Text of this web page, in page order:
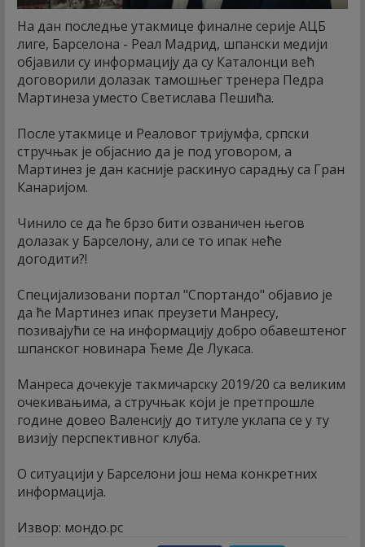
На дан последње утакмице финалне серије АЦБ
лиге, Барселона - Реал Мадрид, шпански медији
објавили су информацију да су Каталонци већ
договорили долазак тамошњег тренера Педра
Мартинеза уместо Светислава Пешића.
После утакмице и Реаловог тријумфа, српски
стручњак је објаснио да је под уговором, а
Мартинез је дан касније раскинуо сарадњу са Гран
Канаријом.
Чинило се да ће брзо бити озваничен његов
долазак у Барселону, али се то ипак неће
догодити?!
Специјализовани портал "Спортандо" објавио је
да ће Мартинез ипак преузети Манресу,
позивајући се на информацију добро обавештеног
шпанског новинара Ћеме Де Лукаса.
Манреса дочекује такмичарску 2019/20 са великим
очекивањима, а стручњак који је претпрошле
године довео Валенсију до титуле уклапа се у ту
визију перспективног клуба.
О ситуацији у Барселони још нема конкретних
информација.
Извор: мондо.рс